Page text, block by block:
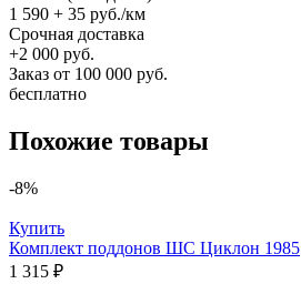
1 590 + 35 руб./км
Срочная доставка
+2 000 руб.
Заказ от 100 000 руб.
бесплатно
Похожие товары
-8%
Купить
Комплект поддонов ШС Циклон 1985
1 315 ₽